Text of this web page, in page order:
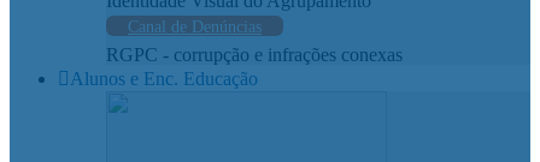
Canal de Denúncias
RGPC - corrupção e infrações conexas
Alunos e Enc. Educação